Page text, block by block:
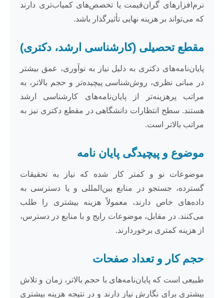
نرم‌افزارهای گران‌قیمت یا تخصص‌های کمیاب‌تری دارند
که می‌تواند بر هزینه نهایی تأثیرگذار باشد.
مقطع تحصیلی (کارشناسی ارشد، دکتری)
پایان‌نامه‌های دکتری به دلیل نیاز به نوآوری، عمق بیشتر
در مبانی نظری، روش‌شناسی پیچیده‌تر و حجم بالاتر، به
مراتب پرهزینه‌تر از پایان‌نامه‌های کارشناسی ارشد
هستند. سطح انتظارات دانشگاهی در مقطع دکتری نیز به
مراتب بالاتر است.
موضوع و پیچیدگی پایان نامه
موضوعات نو و کمتر کار شده که نیاز به تحقیقات
گسترده، جستجو در منابع بین‌المللی و یا دسترسی به
داده‌های خاص دارند، معمولاً هزینه بیشتری را طلب
می‌کنند. در مقابل، موضوعات رایج و با منابع در دسترس،
از هزینه کمتری برخوردارند.
حجم کار و تعداد صفحات
طبیعی است که پایان‌نامه‌های با حجم بالاتر، زمان و تلاش
بیشتری برای نگارش نیاز دارند و در نتیجه هزینه بیشتری